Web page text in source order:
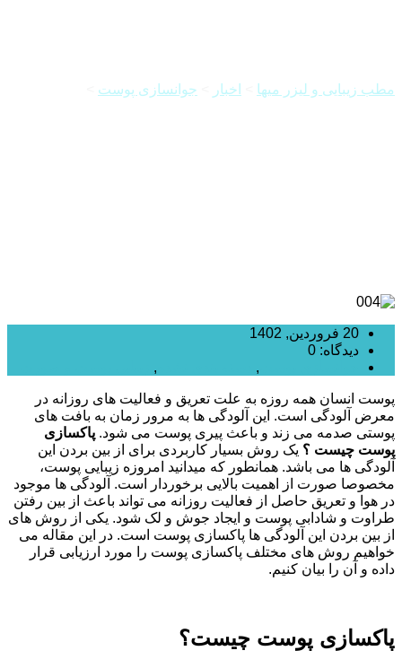
مطب زیبایی و لیزر میها اخبار جوانسازی پوست
20 فروردین, 1402
دیدگاه: 0
,
,
پوست انسان همه روزه به علت تعریق و فعالیت های روزانه در
معرض آلودگی است. این آلودگی ها به مرور زمان به بافت های
پوستی صدمه می زند و باعث پیری پوست می شود. پاکسازی
پوست چیست ؟ یک روش بسیار کاربردی برای از بین بردن این
آلودگی ها می باشد. همانطور که میدانید امروزه زیبایی پوست،
مخصوصا صورت از اهمیت بالایی برخوردار است. آلودگی ها موجود
در هوا و تعریق حاصل از فعالیت روزانه می تواند باعث از بین رفتن
طراوت و شادابی پوست و ایجاد جوش و لک شود. یکی از روش های
از بین بردن این آلودگی ها پاکسازی پوست است. در این مقاله می
خواهیم روش های مختلف پاکسازی پوست را مورد ارزیابی قرار
داده و آن را بیان کنیم.
پاکسازی پوست چیست؟